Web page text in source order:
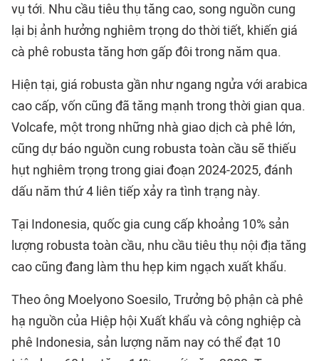
vụ tới. Nhu cầu tiêu thụ tăng cao, song nguồn cung
lại bị ảnh hưởng nghiêm trọng do thời tiết, khiến giá
cà phê robusta tăng hơn gấp đôi trong năm qua.
Hiện tại, giá robusta gần như ngang ngửa với arabica
cao cấp, vốn cũng đã tăng mạnh trong thời gian qua.
Volcafe, một trong những nhà giao dịch cà phê lớn,
cũng dự báo nguồn cung robusta toàn cầu sẽ thiếu
hụt nghiêm trọng trong giai đoạn 2024-2025, đánh
dấu năm thứ 4 liên tiếp xảy ra tình trạng này.
Tại Indonesia, quốc gia cung cấp khoảng 10% sản
lượng robusta toàn cầu, nhu cầu tiêu thụ nội địa tăng
cao cũng đang làm thu hẹp kim ngạch xuất khẩu.
Theo ông Moelyono Soesilo, Trưởng bộ phận cà phê
hạ nguồn của Hiệp hội Xuất khẩu và công nghiệp cà
phê Indonesia, sản lượng năm nay có thể đạt 10